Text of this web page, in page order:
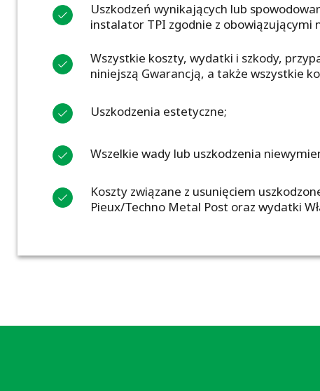
Uszkodzeń wynikających lub
instalator TPI zgodnie z obowiązującymi
Wszystkie koszty, wydatki i szkody,
niniejszą Gwarancją, a także wszystkie
Uszkodzenia estetyczne;
Wszelkie wady lub uszkodzenia
Koszty związane z usunięciem
Pieux/Techno Metal Post oraz wydatki